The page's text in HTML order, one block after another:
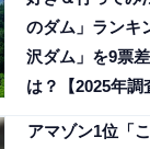
のダム」ランキ
沢ダム」を9票
は？【2025年調
アマゾン1位「